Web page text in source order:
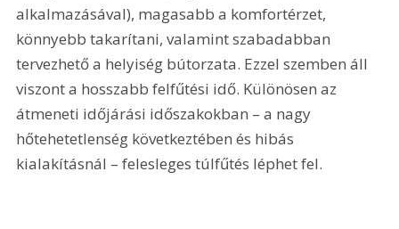
alkalmazásával), magasabb a komfortérzet,
könnyebb takarítani, valamint szabadabban
tervezhető a helyiség bútorzata. Ezzel szemben áll
viszont a hosszabb felfűtési idő. Különösen az
átmeneti időjárási időszakokban – a nagy
hőtehetetlenség következtében és hibás
kialakításnál – felesleges túlfűtés léphet fel.